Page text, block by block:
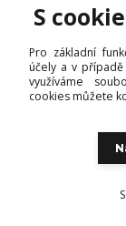
pocházejí zoficiální
INFORMACE
S
Pro základní
účely a v
využíváme
cookies můžete